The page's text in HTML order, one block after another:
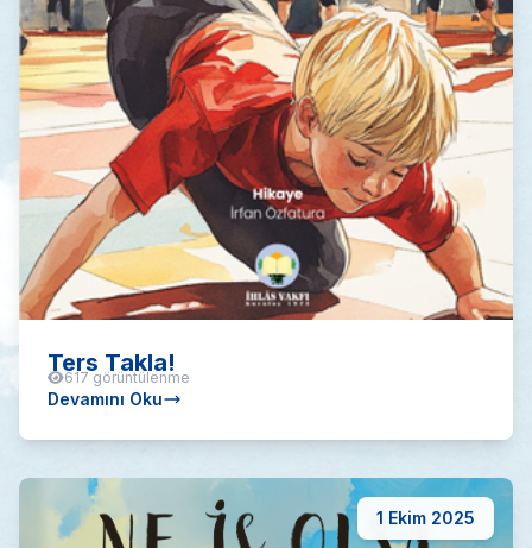
Ters Takla!
617 görüntülenme
Devamını Oku
1 Ekim 2025